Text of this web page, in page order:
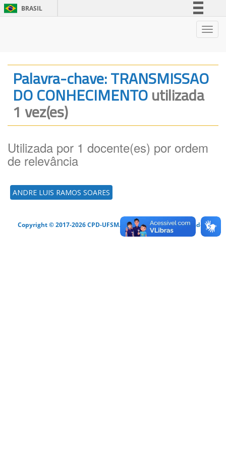
BRASIL
Legislação
Canais
Palavra-chave: TRANSMISSAO
DO CONHECIMENTOutilizada
1 vez(es)
Utilizada por 1 docente(es) por ordem
de relevância
ANDRE LUIS RAMOS SOARES
Copyright © 2017-2026 CPD-UFSM. Todos os direitos reservados.